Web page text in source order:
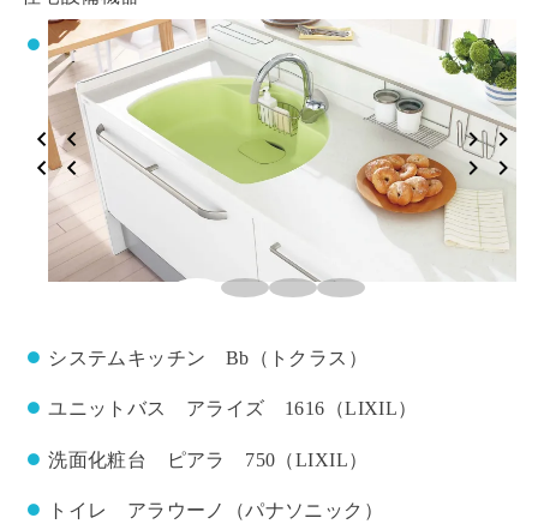
システムキッチン Bb（トクラス）
ユニットバス アライズ 1616（LIXIL）
洗面化粧台 ピアラ 750（LIXIL）
トイレ アラウーノ（パナソニック）